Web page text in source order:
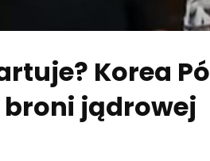
Korea
broni jądrowej